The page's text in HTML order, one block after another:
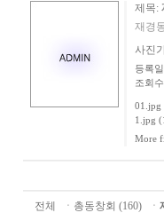
제목:
재경
사진
등록
조회
01.jpg
1.jpg
More
전체 ㆍ 총동창회 (160) ㆍ